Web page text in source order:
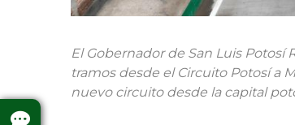
El Gobernador de San Luis Potosí
tramos desde el Circuito Potosí a
nuevo circuito desde la capital